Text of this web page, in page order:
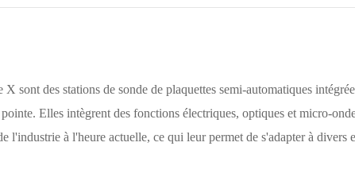
sont des stations de sonde de plaquettes semi-automatiques
Elles intègrent des fonctions électriques, optiques et micro-
l'industrie à l'heure actuelle, ce qui leur permet de s'adapter à divers